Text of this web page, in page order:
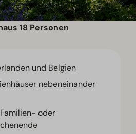
18 Personen
und Belgien
nebeneinander
oder